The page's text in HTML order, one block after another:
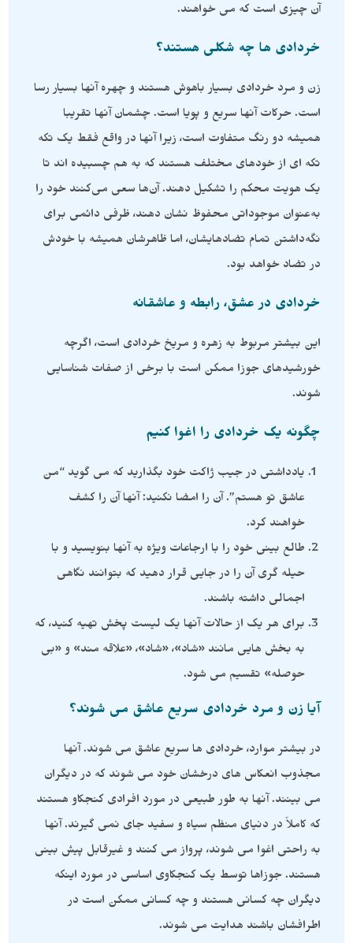
آن چیزی است که می خواهند.
خردادی ها چه شکلی هستند؟
زن و مرد خردادی بسیار باهوش هستند و چهره آنها بسیار رسا
است. حرکات آنها سریع و پویا است. چشمان آنها تقریبا
همیشه دو رنگ متفاوت است، زیرا آنها در واقع فقط یک تکه
تکه ای از خودهای مختلف هستند که به هم چسبیده اند تا
یک هویت محکم را تشکیل دهند. آن‌ها سعی می‌کنند خود را
به‌عنوان موجوداتی محفوظ نشان دهند، ظرفی دائمی برای
نگه‌داشتن تمام تضادهایشان، اما ظاهرشان همیشه با خودش
در تضاد خواهد بود.
خردادی در عشق، رابطه و عاشقانه
این بیشتر مربوط به زهره و مریخ خردادی است، اگرچه
خورشیدهای جوزا ممکن است با برخی از صفات شناسایی
شوند.
چگونه یک خردادی را اغوا کنیم
یادداشتی در جیب ژاکت خود بگذارید که می گوید “من
عاشق تو هستم”. آن را امضا نکنید: آنها آن را کشف
خواهند کرد.
طالع بینی خود را با ارجاعات ویژه به آنها بنویسید و با
حیله گری آن را در جایی قرار دهید که بتوانند نگاهی
اجمالی داشته باشند.
برای هر یک از حالات آنها یک لیست پخش تهیه کنید، که
به بخش هایی مانند «شاد»، «شاد»، «علاقه مند» و «بی
حوصله» تقسیم می شود.
آیا زن و مرد خردادی سریع عاشق می شوند؟
در بیشتر موارد، خردادی ها سریع عاشق می شوند. آنها
مجذوب انعکاس های درخشان خود می شوند که در دیگران
می بینند. آنها به طور طبیعی در مورد افرادی کنجکاو هستند
که کاملاً در دنیای منظم سیاه و سفید جای نمی گیرند. آنها
به راحتی اغوا می شوند، پرواز می کنند و غیرقابل پیش بینی
هستند. جوزاها توسط یک کنجکاوی اساسی در مورد اینکه
دیگران چه کسانی هستند و چه کسانی ممکن است در
اطرافشان باشند هدایت می شوند.